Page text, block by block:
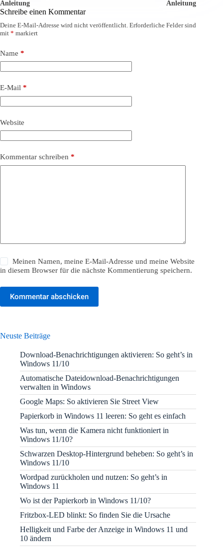
Anleitung
Anleitung
Schreibe einen Kommentar
Deine E-Mail-Adresse wird nicht veröffentlicht. Erforderliche Felder sind
mit * markiert
Name *
E-Mail *
Website
Kommentar schreiben *
Meinen Namen, meine E-Mail-Adresse und meine Website
in diesem Browser für die nächste Kommentierung speichern.
Kommentar abschicken
Neuste Beiträge
Download-Benachrichtigungen aktivieren: So geht’s in
Windows 11/10
Automatische Dateidownload-Benachrichtigungen
verwalten in Windows
Google Maps: So aktivieren Sie Street View
Papierkorb in Windows 11 leeren: So geht es einfach
Was tun, wenn die Kamera nicht funktioniert in
Windows 11/10?
Schwarzen Desktop-Hintergrund beheben: So geht’s in
Windows 11/10
Wordpad zurückholen und nutzen: So geht’s in
Windows 11
Wo ist der Papierkorb in Windows 11/10?
Fritzbox-LED blinkt: So finden Sie die Ursache
Helligkeit und Farbe der Anzeige in Windows 11 und
10 ändern